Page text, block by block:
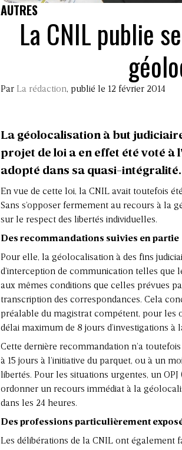
AUTRES
La CNIL publie
Par La rédaction, publié le 12 février 2014
La géolocalisation à but
projet de loi a en effet été voté à
adopté dans sa quasi-intégralité.
En vue de cette loi, la CNIL avait toutefois
Sans s’opposer fermement au recours à la
sur le respect des libertés individuelles.
Des recommandations suivies en partie
Pour elle, la géolocalisation à des fins
d’interception de communication telles que
aux mêmes conditions que celles prévues
transcription des correspondances. Cela
préalable du magistrat compétent, pour les
délai maximum de 8 jours d’investigations à
Cette dernière recommandation n’a
à 15 jours à l’initiative du parquet, ou à un
libertés. Pour les situations urgentes, un
ordonner un recours immédiat à la
dans les 24 heures.
Des professions particulièrement
Les délibérations de la CNIL ont également